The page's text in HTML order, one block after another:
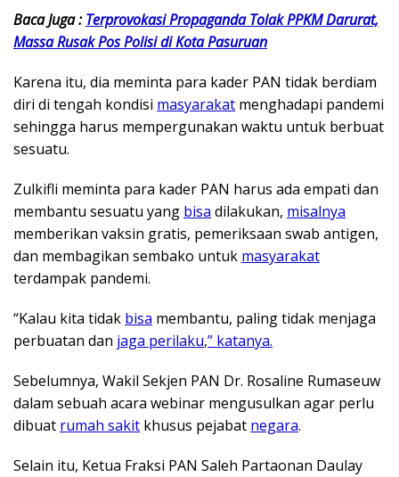
Baca Juga :Terprovokasi Propaganda Tolak PPKM Darurat,
Massa Rusak Pos Polisi di Kota Pasuruan
Karena itu, dia meminta para kader PAN tidak berdiam
diri di tengah kondisi masyarakat menghadapi pandemi
sehingga harus mempergunakan waktu untuk berbuat
sesuatu.
Zulkifli meminta para kader PAN harus ada empati dan
membantu sesuatu yang bisa dilakukan, misalnya
memberikan vaksin gratis, pemeriksaan swab antigen,
dan membagikan sembako untuk masyarakat
terdampak pandemi.
“Kalau kita tidak bisa membantu, paling tidak menjaga
perbuatan dan jaga perilaku,” katanya.
Sebelumnya, Wakil Sekjen PAN Dr. Rosaline Rumaseuw
dalam sebuah acara webinar mengusulkan agar perlu
dibuat rumah sakit khusus pejabat negara.
Selain itu, Ketua Fraksi PAN Saleh Partaonan Daulay